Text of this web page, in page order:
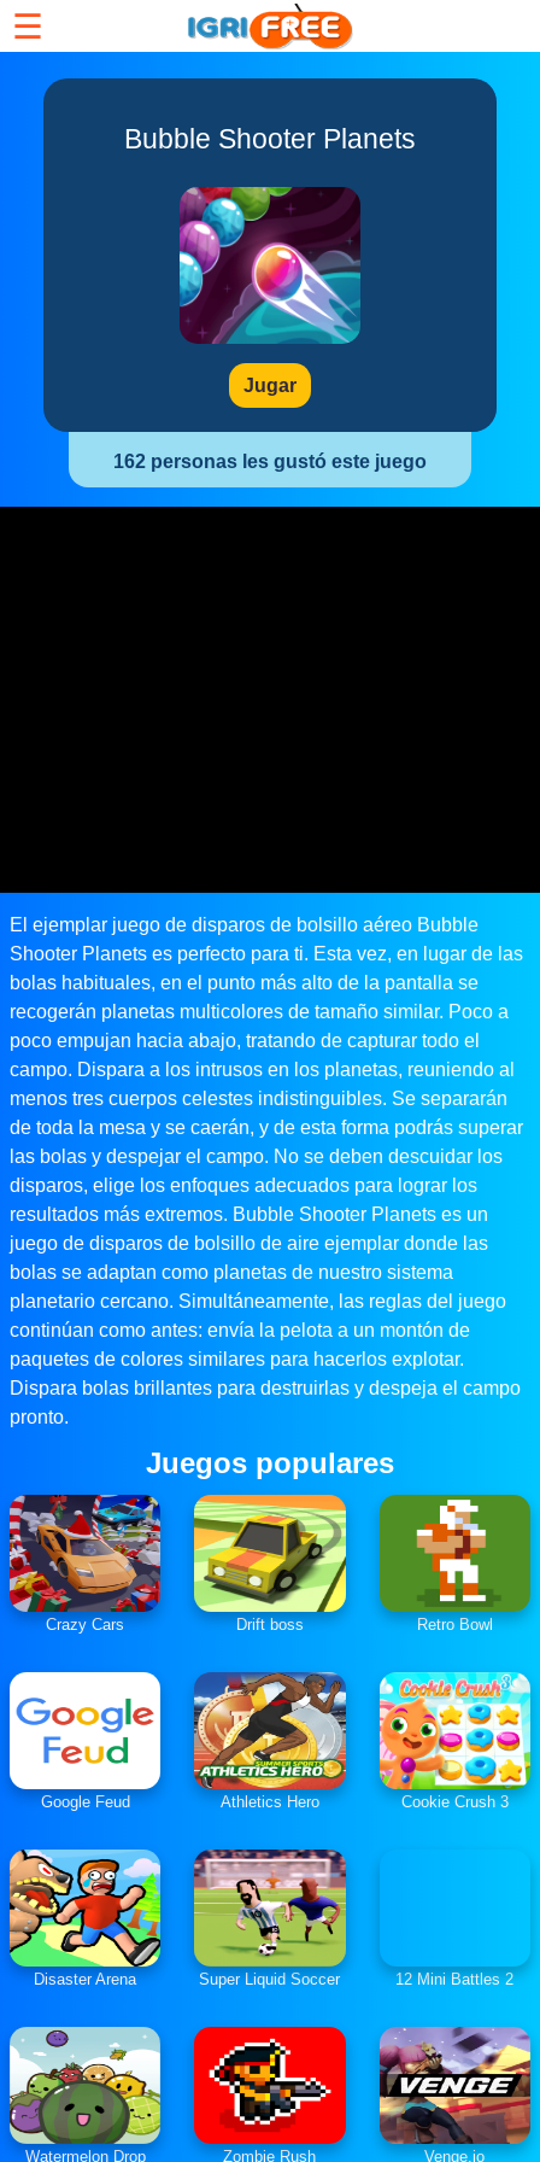
☰
Bubble Shooter Planets
Jugar
162 personas les gustó este juego
El ejemplar juego de disparos de bolsillo aéreo Bubble
Shooter Planets es perfecto para ti. Esta vez, en lugar de las
bolas habituales, en el punto más alto de la pantalla se
recogerán planetas multicolores de tamaño similar. Poco a
poco empujan hacia abajo, tratando de capturar todo el
campo. Dispara a los intrusos en los planetas, reuniendo al
menos tres cuerpos celestes indistinguibles. Se separarán
de toda la mesa y se caerán, y de esta forma podrás superar
las bolas y despejar el campo. No se deben descuidar los
disparos, elige los enfoques adecuados para lograr los
resultados más extremos. Bubble Shooter Planets es un
juego de disparos de bolsillo de aire ejemplar donde las
bolas se adaptan como planetas de nuestro sistema
planetario cercano. Simultáneamente, las reglas del juego
continúan como antes: envía la pelota a un montón de
paquetes de colores similares para hacerlos explotar.
Dispara bolas brillantes para destruirlas y despeja el campo
pronto.
Juegos populares
Crazy Cars Drift boss Retro Bowl
Google Feud Athletics Hero Cookie Crush 3
Disaster Arena Super Liquid Soccer 12 Mini Battles 2
Watermelon Drop Zombie Rush Venge.io